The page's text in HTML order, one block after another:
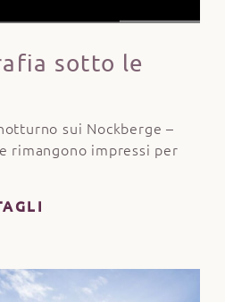
sotto le
sui Nockberge –
rimangono impressi per